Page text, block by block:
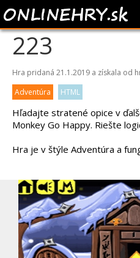
MONKEY
223
Hra pridaná 21.1.2019 a získala od
Adventúra
HTML
Hľadajte stratené opice v
Monkey Go Happy. Riešte
Hra je v štýle Adventúra a